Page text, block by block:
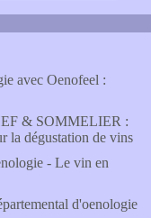
avec Oenofeel :
& SOMMELIER :
la dégustation de vins
- Le vin en
d'oenologie